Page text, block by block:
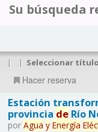
Su búsqueda
| | Seleccionar
Hacer reserva
Estación
provincia deRío
por Agua y Energía